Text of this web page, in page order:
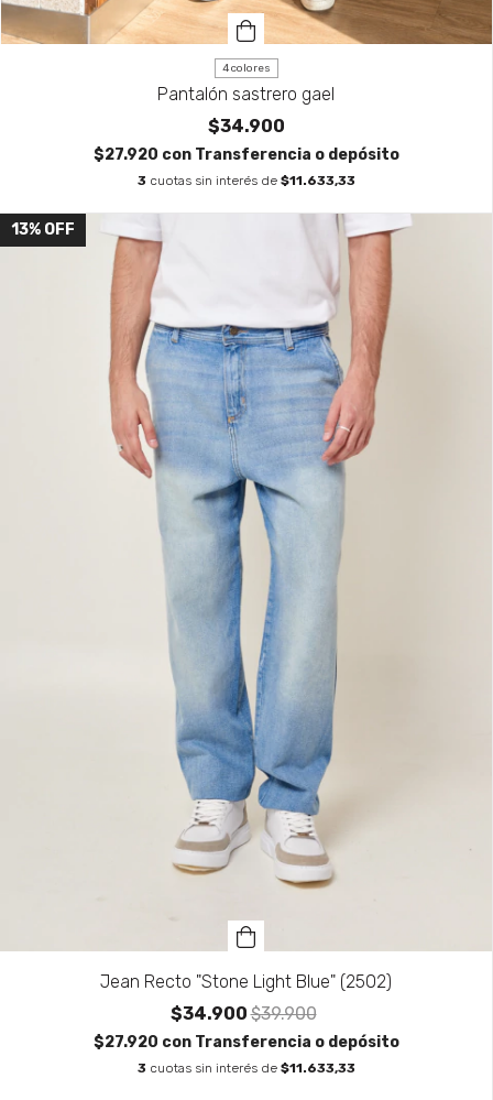
4 colores
Pantalón sastrero gael
$34.900
$27.920 con Transferencia o depósito
3 cuotas sin interés de $11.633,33
13% OFF
Jean Recto "Stone Light Blue" (2502)
$34.900$39.900
$27.920 con Transferencia o depósito
3 cuotas sin interés de $11.633,33